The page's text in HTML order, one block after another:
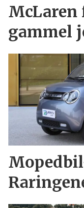
McLaren
gammel